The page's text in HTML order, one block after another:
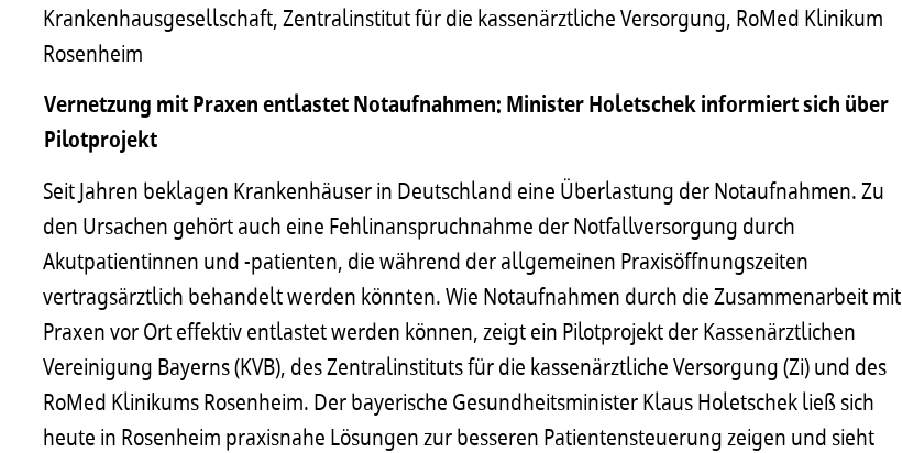
Krankenhausgesellschaft, Zentralinstitut für die kassenärztliche Versorgung, RoMed Klinikum
Rosenheim
Vernetzung mit Praxen entlastet Notaufnahmen: Minister Holetschek informiert sich über
Pilotprojekt
Seit Jahren beklagen Krankenhäuser in Deutschland eine Überlastung der Notaufnahmen. Zu
den Ursachen gehört auch eine Fehlinanspruchnahme der Notfallversorgung durch
Akutpatientinnen und -patienten, die während der allgemeinen Praxisöffnungszeiten
vertragsärztlich behandelt werden könnten. Wie Notaufnahmen durch die Zusammenarbeit mit
Praxen vor Ort effektiv entlastet werden können, zeigt ein Pilotprojekt der Kassenärztlichen
Vereinigung Bayerns (KVB), des Zentralinstituts für die kassenärztliche Versorgung (Zi) und des
RoMed Klinikums Rosenheim. Der bayerische Gesundheitsminister Klaus Holetschek ließ sich
heute in Rosenheim praxisnahe Lösungen zur besseren Patientensteuerung zeigen und sieht